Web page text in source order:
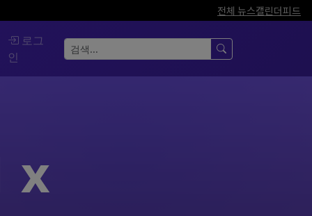
전체 뉴스캘린더피드
로그
인
x